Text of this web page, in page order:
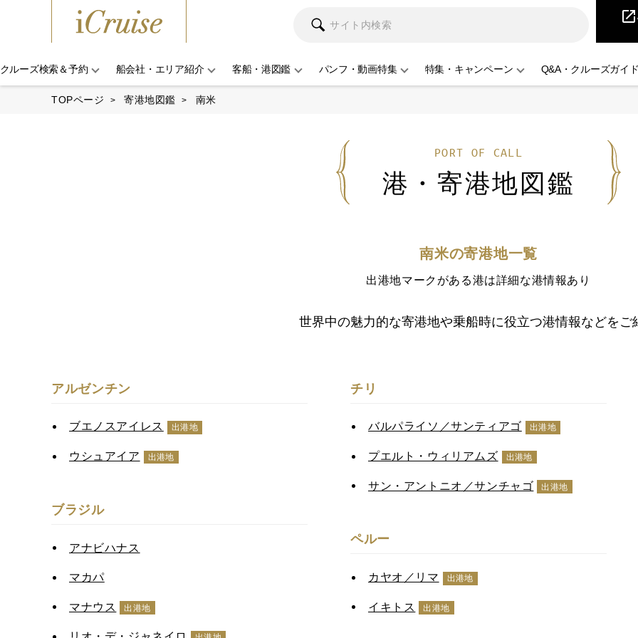
open_in_new
クルーズ検索＆予約 船会社・エリア紹介 客船・港図鑑 パンフ・動画特集 特集・キャンペーン Q&A・クルーズガイ
TOPページ 寄港地図鑑 南米
PORT OF CALL
港・寄港地図鑑
南米の寄港地一覧
出港地マークがある港は詳細な港情報あり
世界中の魅力的な寄港地や乗船時に役立つ港情報などをご
アルゼンチン
ブエノスアイレス 出港地
ウシュアイア 出港地
ブラジル
アナビハナス
マカパ
マナウス 出港地
チリ
バルパライソ／サンティアゴ 出港地
プエルト・ウィリアムズ 出港地
サン・アントニオ／サンチャゴ 出港地
ペルー
カヤオ／リマ 出港地
イキトス 出港地